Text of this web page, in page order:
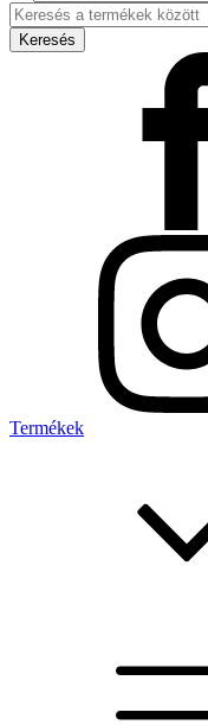
Products
search
Keresés
Termékek